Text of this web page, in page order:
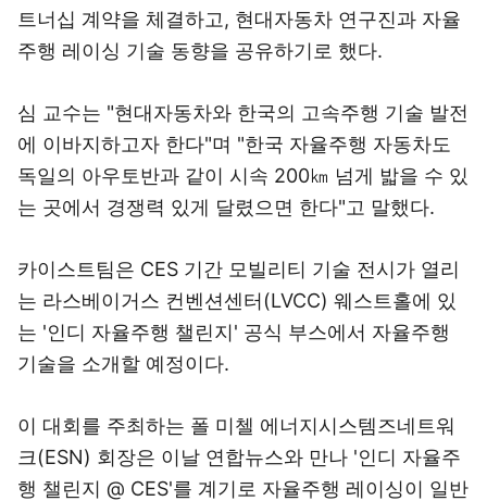
트너십 계약을 체결하고, 현대자동차 연구진과 자율
주행 레이싱 기술 동향을 공유하기로 했다.
심 교수는 "현대자동차와 한국의 고속주행 기술 발전
에 이바지하고자 한다"며 "한국 자율주행 자동차도
독일의 아우토반과 같이 시속 200㎞ 넘게 밟을 수 있
는 곳에서 경쟁력 있게 달렸으면 한다"고 말했다.
카이스트팀은 CES 기간 모빌리티 기술 전시가 열리
는 라스베이거스 컨벤션센터(LVCC) 웨스트홀에 있
는 '인디 자율주행 챌린지' 공식 부스에서 자율주행
기술을 소개할 예정이다.
이 대회를 주최하는 폴 미첼 에너지시스템즈네트워
크(ESN) 회장은 이날 연합뉴스와 만나 '인디 자율주
행 챌린지 @ CES'를 계기로 자율주행 레이싱이 일반